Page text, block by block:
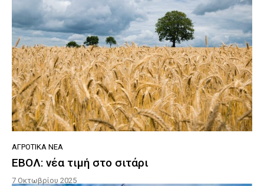
ΑΓΡΟΤΙΚΆ ΝΈΑ
ΕΒΟΛ: νέα τιμή στο σιτάρι
7 Οκτωβρίου 2025